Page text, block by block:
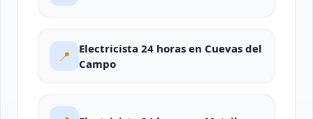
📍
Electricista 24 horas en Cuevas del
Campo